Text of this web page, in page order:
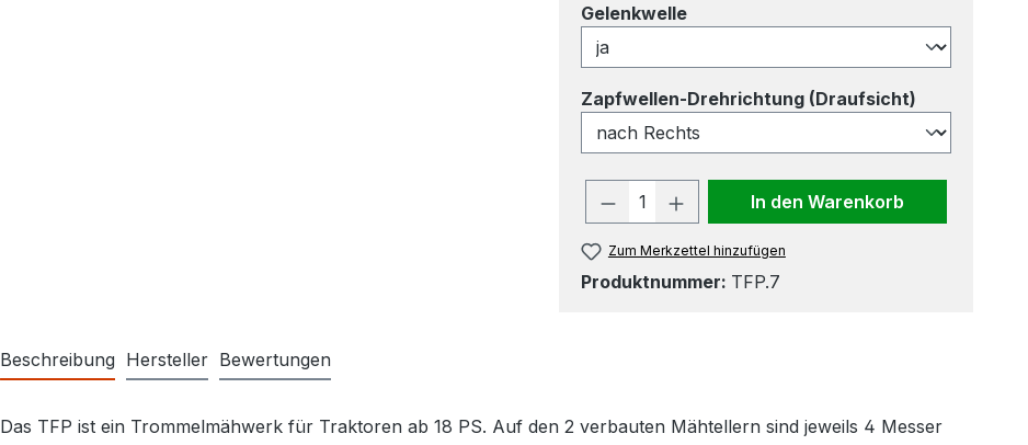
Gelenkwelleauswählen
Zapfwellen-Drehrichtung (Draufsicht)auswählen
Produkt Anzahl: Gib den
In den Warenkorb
Zum Merkzettel hinzufügen
Produktnummer: TFP.7
Beschreibung Hersteller Bewertungen
Das TFP ist ein Trommelmähwerk für Traktoren ab 18 PS. Auf den 2 verbauten Mähtellern sind jeweils 4 Messer